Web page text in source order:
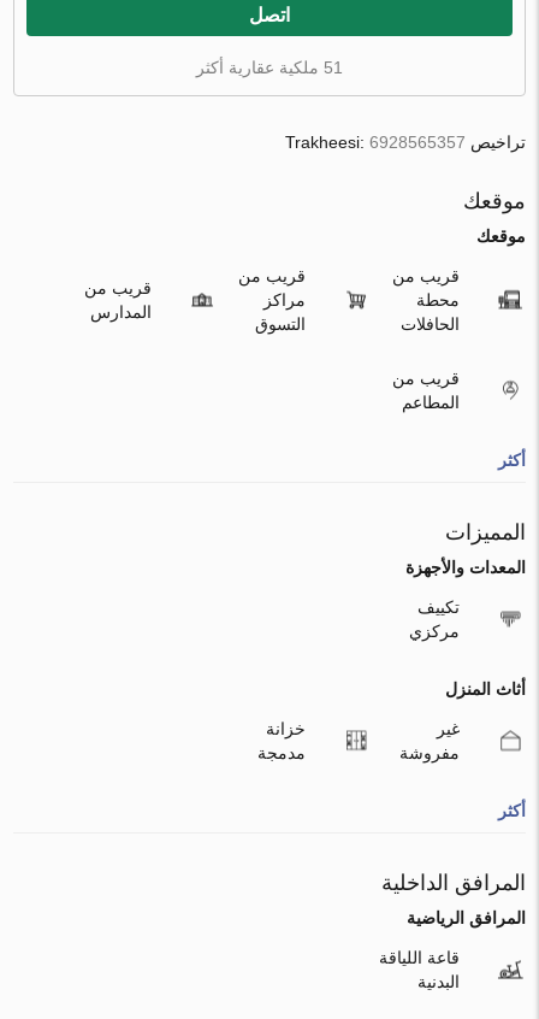
اتصل
51 ملكية عقارية أكثر
تراخيص Trakheesi: 6928565357
موقعك
موقعك
قريب من
محطة
الحافلات
قريب من
مراكز
التسوق
قريب من
المدارس
قريب من
المطاعم
أكثر
المميزات
المعدات والأجهزة
تكييف
مركزي
أثاث المنزل
غير
مفروشة
خزانة
مدمجة
أكثر
المرافق الداخلية
المرافق الرياضية
قاعة اللياقة
البدنية